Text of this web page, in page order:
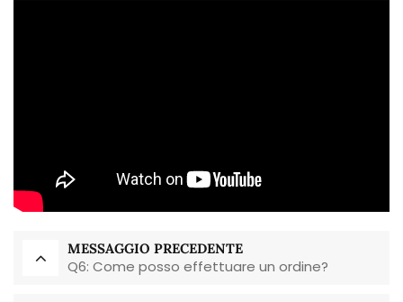
MESSAGGIO PRECEDENTE
Q6: Come posso effettuare un ordine?